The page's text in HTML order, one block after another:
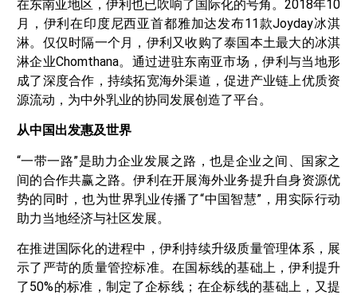
在东南亚地区，伊利也已吹响了国际化的号角。2018年10
月，伊利在印度尼西亚首都雅加达发布11款Joyday冰淇
淋。仅仅时隔一个月，伊利又收购了泰国本土最大的冰淇
淋企业Chomthana。通过进驻东南亚市场，伊利与当地形
成了深度合作，持续拓宽海外渠道，促进产业链上优质资
源流动，为中外乳业的协同发展创造了平台。
从中国出发惠及世界
“一带一路”是助力企业发展之路，也是企业之间、国家之
间的合作共赢之路。伊利在开展海外业务提升自身资源优
势的同时，也为世界乳业传播了“中国智慧”，用实际行动
助力当地经济与社区发展。
在推进国际化的进程中，伊利持续升级质量管理体系，展
示了严苛的质量管控标准。在国标线的基础上，伊利提升
了50%的标准，制定了企标线；在企标线的基础上，又提